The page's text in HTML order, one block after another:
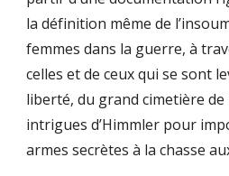
la définition même de
femmes dans la guerre, à
celles et de ceux qui se sont
liberté, du grand cimetière de
intrigues d’Himmler pour
armes secrètes à la chasse